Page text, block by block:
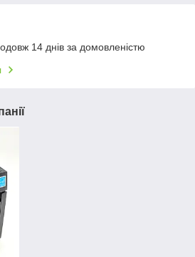
14 днів за домовленістю